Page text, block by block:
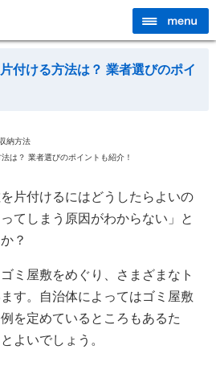
付ける方法は？ 業者選びのポイ
納方法
は？ 業者選びのポイントも紹介！
片付けるにはどうしたらよいの
てしまう原因がわからない」と
？
ミ屋敷をめぐり、さまざまなト
す。自治体によってはゴミ屋敷
を定めているところもあるた
よいでしょう。